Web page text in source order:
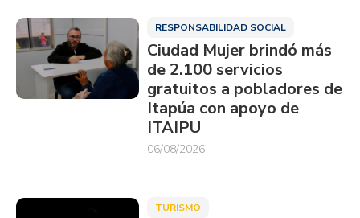
RESPONSABILIDAD SOCIAL
Ciudad Mujer brindó más
de 2.100 servicios
gratuitos a pobladores de
Itapúa con apoyo de
ITAIPU
06/08/2026
TURISMO